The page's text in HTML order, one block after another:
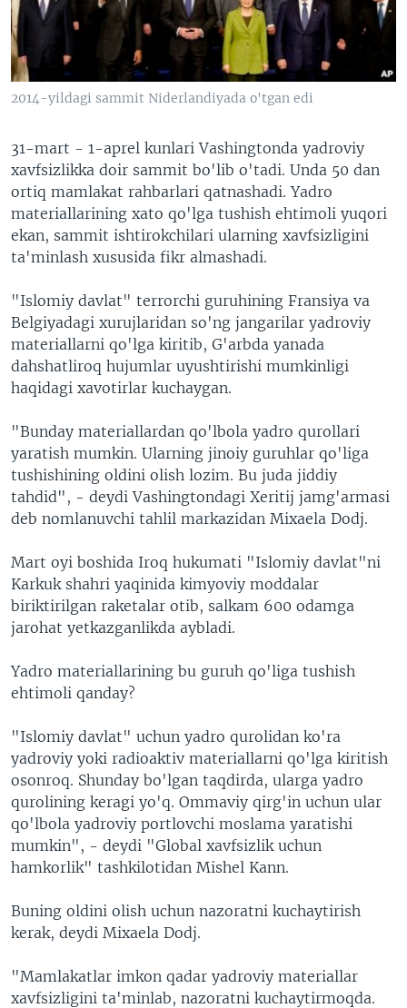
VIDEO
XABARLAR SURATLARDA
ODNOKLASSNIKI
TWITTER
2014-yildagi sammit Niderlandiyada o'tgan edi
31-mart - 1-aprel kunlari Vashingtonda yadroviy
xavfsizlikka doir sammit bo'lib o'tadi. Unda 50 dan
ortiq mamlakat rahbarlari qatnashadi. Yadro
materiallarining xato qo'lga tushish ehtimoli yuqori
ekan, sammit ishtirokchilari ularning xavfsizligini
ta'minlash xususida fikr almashadi.
"Islomiy davlat" terrorchi guruhining Fransiya va
Belgiyadagi xurujlaridan so'ng jangarilar yadroviy
materiallarni qo'lga kiritib, G'arbda yanada
dahshatliroq hujumlar uyushtirishi mumkinligi
haqidagi xavotirlar kuchaygan.
"Bunday materiallardan qo'lbola yadro qurollari
yaratish mumkin. Ularning jinoiy guruhlar qo'liga
tushishining oldini olish lozim. Bu juda jiddiy
tahdid", - deydi Vashingtondagi Xeritij jamg'armasi
deb nomlanuvchi tahlil markazidan Mixaela Dodj.
Mart oyi boshida Iroq hukumati "Islomiy davlat"ni
Karkuk shahri yaqinida kimyoviy moddalar
biriktirilgan raketalar otib, salkam 600 odamga
jarohat yetkazganlikda aybladi.
Yadro materiallarining bu guruh qo'liga tushish
ehtimoli qanday?
"Islomiy davlat" uchun yadro qurolidan ko'ra
yadroviy yoki radioaktiv materiallarni qo'lga kiritish
osonroq. Shunday bo'lgan taqdirda, ularga yadro
qurolining keragi yo'q. Ommaviy qirg'in uchun ular
qo'lbola yadroviy portlovchi moslama yaratishi
mumkin", - deydi "Global xavfsizlik uchun
hamkorlik" tashkilotidan Mishel Kann.
Buning oldini olish uchun nazoratni kuchaytirish
kerak, deydi Mixaela Dodj.
"Mamlakatlar imkon qadar yadroviy materiallar
xavfsizligini ta'minlab, nazoratni kuchaytirmoqda.